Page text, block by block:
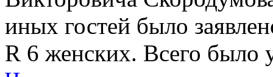
иных гостей было
R 6 женских. Всего было